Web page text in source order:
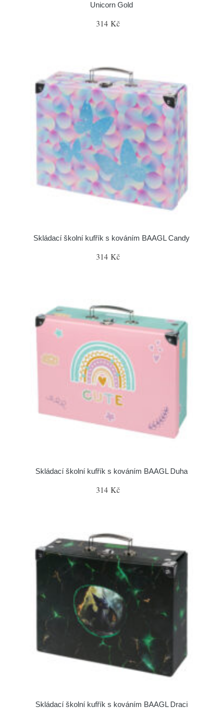
Unicorn Gold
314 Kč
Skládací školní kufřík s kováním BAAGL Candy
314 Kč
Skládací školní kufřík s kováním BAAGL Duha
314 Kč
Skládací školní kufřík s kováním BAAGL Draci